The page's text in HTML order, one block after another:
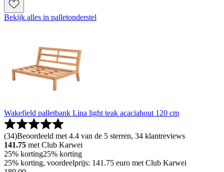
Bekijk alles in palletonderstel
Wakefield palletbank Lina light teak acaciahout 120 cm
(34)Beoordeeld met 4.4 van de 5 sterren, 34 klantreviews
141.75 met Club Karwei
25% korting25% korting
25% korting, voordeelprijs: 141.75 euro met Club Karwei